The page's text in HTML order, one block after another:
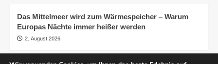
Das Mittelmeer wird zum Wärmespeicher – Warum
Europas Nächte immer heißer werden
2. August 2026